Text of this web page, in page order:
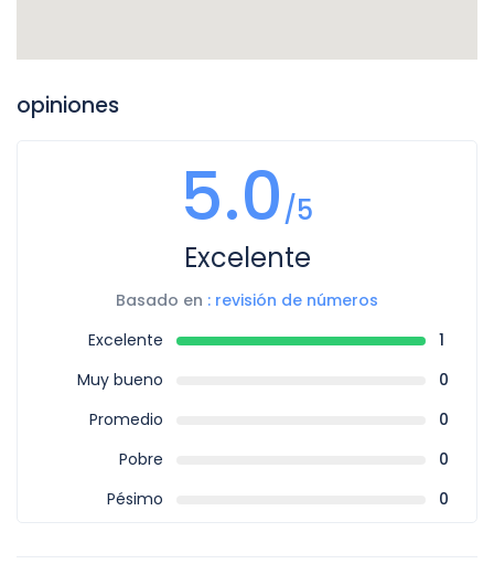
opiniones
5.0/5
Excelente
Basado en : revisión de números
Excelente
1
Muy bueno
0
Promedio
0
Pobre
0
Pésimo
0